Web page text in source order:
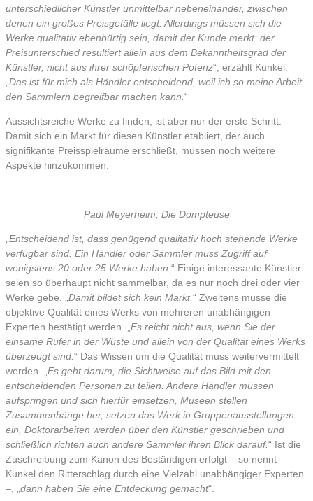
unterschiedlicher Künstler unmittelbar nebeneinander, zwischen
denen ein großes Preisgefälle liegt. Allerdings müssen sich die
Werke qualitativ ebenbürtig sein, damit der Kunde merkt: der
Preisunterschied resultiert allein aus dem Bekanntheitsgrad der
Künstler, nicht aus ihrer schöpferischen Potenz“, erzählt Kunkel:
Das ist für mich als Händler entscheidend, weil ich so meine Arbeit
den Sammlern begreifbar machen kann. “
Aussichtsreiche Werke zu finden, ist aber nur der erste Schritt.
Damit sich ein Markt für diesen Künstler etabliert, der auch
signifikante Preisspielräume erschließt, müssen noch weitere
Aspekte hinzukommen.
Paul Meyerheim, Die Dompteuse
Entscheidend ist, dass genügend qualitativ hoch stehende Werke
verfügbar sind. Ein Händler oder Sammler muss Zugriff auf
wenigstens 20 oder 25 Werke haben. “ Einige interessante Künstler
seien so überhaupt nicht sammelbar, da es nur noch drei oder vier
Werke gebe. „ Damit bildet sich kein Markt.“ Zweitens müsse die
objektive Qualität eines Werks von mehreren unabhängigen
Experten bestätigt werden. „ Es reicht nicht aus, wenn Sie der
einsame Rufer in der Wüste und allein von der Qualität eines Werks
überzeugt sind. “ Das Wissen um die Qualität muss weitervermittelt
werden. „ Es geht darum, die Sichtweise auf das Bild mit den
entscheidenden Personen zu teilen. Andere Händler müssen
aufspringen und sich hierfür einsetzen, Museen stellen
Zusammenhänge her, setzen das Werk in Gruppenausstellungen
ein, Doktorarbeiten werden über den Künstler geschrieben und
schließlich richten auch andere Sammler ihren Blick darauf.“ Ist die
Zuschreibung zum Kanon des Beständigen erfolgt – so nennt
Kunkel den Ritterschlag durch eine Vielzahl unabhängiger Experten
–, „ dann haben Sie eine Entdeckung gemacht“.